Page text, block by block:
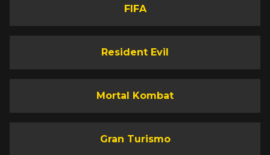
FIFA
Resident Evil
Mortal Kombat
Gran Turismo